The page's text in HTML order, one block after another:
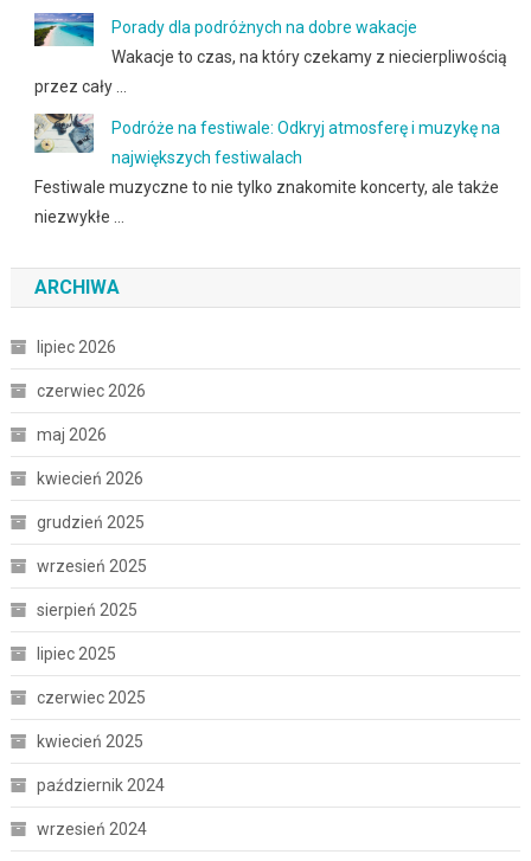
Porady dla podróżnych na dobre wakacje
Wakacje to czas, na który czekamy z niecierpliwością
przez cały …
Podróże na festiwale: Odkryj atmosferę i muzykę na
największych festiwalach
Festiwale muzyczne to nie tylko znakomite koncerty, ale także
niezwykłe …
ARCHIWA
lipiec 2026
czerwiec 2026
maj 2026
kwiecień 2026
grudzień 2025
wrzesień 2025
sierpień 2025
lipiec 2025
czerwiec 2025
kwiecień 2025
październik 2024
wrzesień 2024